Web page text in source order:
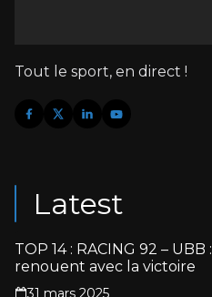
Tout le sport, en direct !
Latest
TOP 14 : RACING 92 –
renouent avec la victoire
31 mars 2025